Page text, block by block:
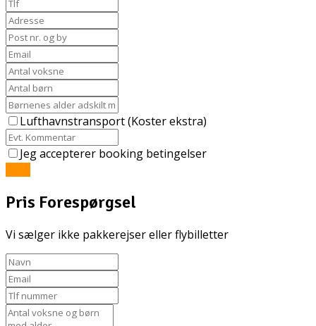
Lufthavnstransport (Koster ekstra)
Jeg accepterer booking betingelser
Pris Forespørgsel
Vi sælger ikke pakkerejser eller flybilletter